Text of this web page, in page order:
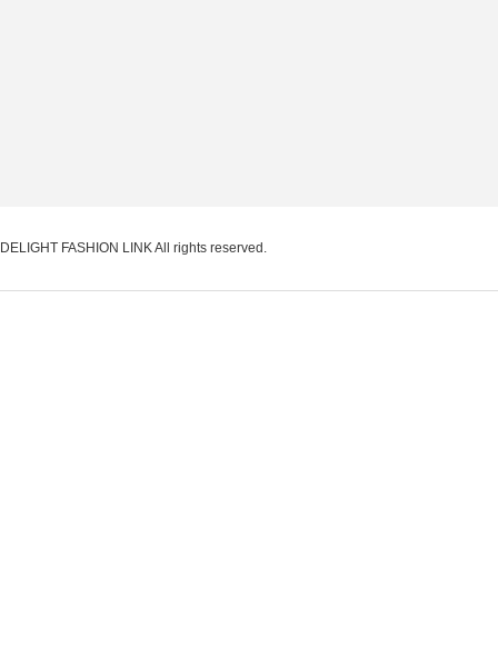
DELIGHT FASHION LINK All rights reserved.